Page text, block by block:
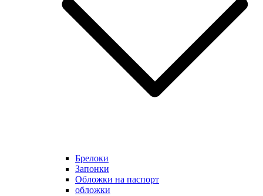
Брелоки
Запонки
Обложки на паспорт
обложки